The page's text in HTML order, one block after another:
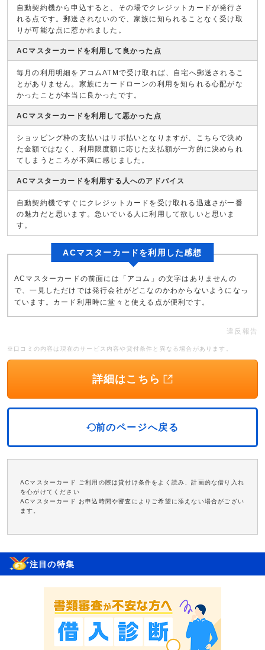
自動契約機から申込すると、その場でクレジットカードが発行さ
れる点です。郵送されないので、家族に知られることなく受け取
りが可能な点に惹かれました。
ACマスターカードを利用して良かった点
毎月の利用明細をアコムATMで受け取れば、自宅へ郵送されるこ
とがありません。家族にカードローンの利用を知られる心配がな
かったことが本当に良かったです。
ACマスターカードを利用して悪かった点
ショッピング枠の支払いはリボ払いとなりますが、こちらで決め
た金額ではなく、利用限度額に応じた支払額が一方的に決められ
てしまうところが不満に感じました。
ACマスターカードを利用する人へのアドバイス
自動契約機ですぐにクレジットカードを受け取れる迅速さが一番
の魅力だと思います。急いでいる人に利用して欲しいと思いま
す。
ACマスターカードを利用した感想
ACマスターカードの前面には「アコム」の文字はありませんの
で、一見しただけでは発行会社がどこなのかわからないようになっ
ています。カード利用時に堂々と使える点が便利です。
違反報告
※口コミの内容は現在のサービス内容や貸付条件と異なる場合があります。
詳細はこちら
前のページへ戻る
ACマスターカード ご利用の際は貸付け条件をよく読み、計画的な借り入れ
を心がけてください
ACマスターカード お申込時間や審査によりご希望に添えない場合がござい
ます。
注目の特集